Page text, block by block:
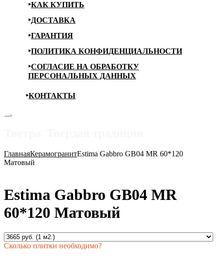
КАК КУПИТЬ
ДОСТАВКА
ГАРАНТИЯ
ПОЛИТИКА КОНФИДЕНЦИАЛЬНОСТИ
СОГЛАСИЕ НА ОБРАБОТКУ
ПЕРСОНАЛЬНЫХ ДАННЫХ
КОНТАКТЫ
ГлавнаяКерамогранитEstima Gabbro GB04 MR 60*120
Матовый
Estima Gabbro GB04 MR
60*120 Матовый
Сколько плитки необходимо?